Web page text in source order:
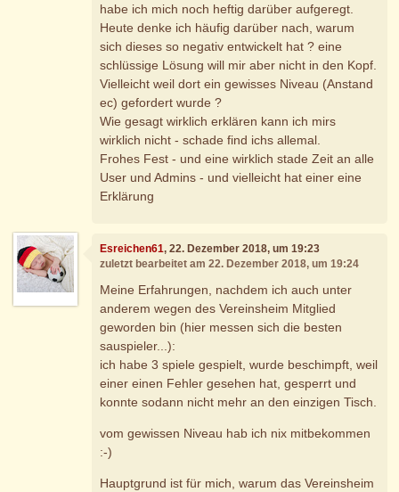
habe ich mich noch heftig darüber aufgeregt.
Heute denke ich häufig darüber nach, warum
sich dieses so negativ entwickelt hat ? eine
schlüssige Lösung will mir aber nicht in den Kopf.
Vielleicht weil dort ein gewisses Niveau (Anstand
ec) gefordert wurde ?
Wie gesagt wirklich erklären kann ich mirs
wirklich nicht - schade find ichs allemal.
Frohes Fest - und eine wirklich stade Zeit an alle
User und Admins - und vielleicht hat einer eine
Erklärung
Esreichen61, 22. Dezember 2018, um 19:23
zuletzt bearbeitet am 22. Dezember 2018, um 19:24
Meine Erfahrungen, nachdem ich auch unter
anderem wegen des Vereinsheim Mitglied
geworden bin (hier messen sich die besten
sauspieler...):
ich habe 3 spiele gespielt, wurde beschimpft, weil
einer einen Fehler gesehen hat, gesperrt und
konnte sodann nicht mehr an den einzigen Tisch.
vom gewissen Niveau hab ich nix mitbekommen
:-)
Hauptgrund ist für mich, warum das Vereinsheim